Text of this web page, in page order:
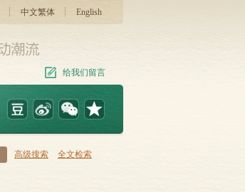
中文繁体 English
给我们留言
高级搜索 全文检索